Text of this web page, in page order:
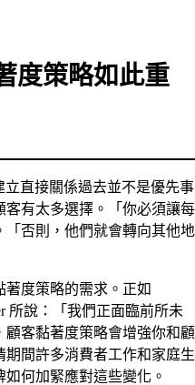
度策略如此重
立直接關係過去並不是優先事
有太多選擇。「你必須讓每
否則，他們就會轉向其他地
度策略的需求。正如
所說：「我們正面臨前所未
客黏著度策略會增強你和顧
間許多消費者工作和家庭生
何加緊應對這些變化。